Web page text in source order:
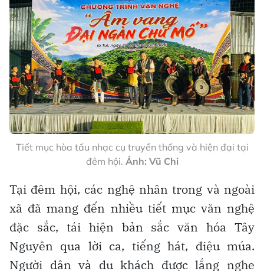
Tiết mục hòa tấu nhạc cụ truyền thống và hiện đại tại
đêm hội. Ảnh: Vũ Chi
Tại đêm hội, các nghệ nhân trong và ngoài
xã đã mang đến nhiều tiết mục văn nghệ
đặc sắc, tái hiện bản sắc văn hóa Tây
Nguyên qua lời ca, tiếng hát, điệu múa.
Người dân và du khách được lắng nghe